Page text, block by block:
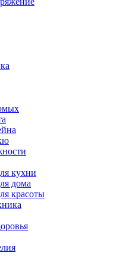
кухни
дома
красоты